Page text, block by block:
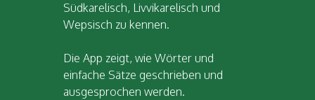
Südkarelisch, Livvikarelisch und
Wepsisch zu kennen.
Die App zeigt, wie Wörter und
einfache Sätze geschrieben und
ausgesprochen werden.